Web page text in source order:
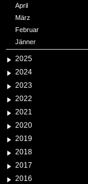
April
März
Februar
Jänner
2025
2024
2023
2022
2021
2020
2019
2018
2017
2016